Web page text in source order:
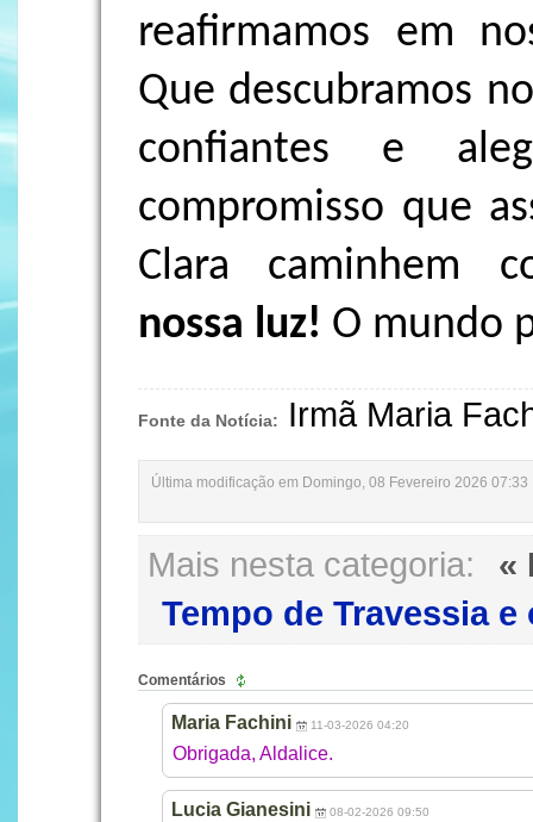
reafirmamos em
Que descubramos
confiantes e
compromisso que
Clara caminhem
nossa luz! O mundo
Fonte da Notícia: Irmã Maria
Última modificação em Domingo, 08 Fevereiro 2026 07:33
Mais nesta categoria:
«
Tempo de Travessia
Comentários
Maria Fachini 11-03-2026 04:20
Obrigada, Aldalice.
Lucia Gianesini 08-02-2026 09:50